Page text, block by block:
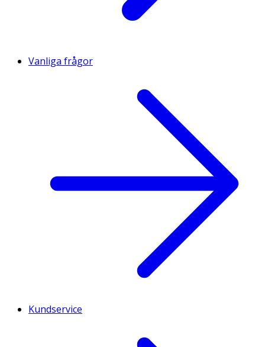
Vanliga frågor
Kundservice